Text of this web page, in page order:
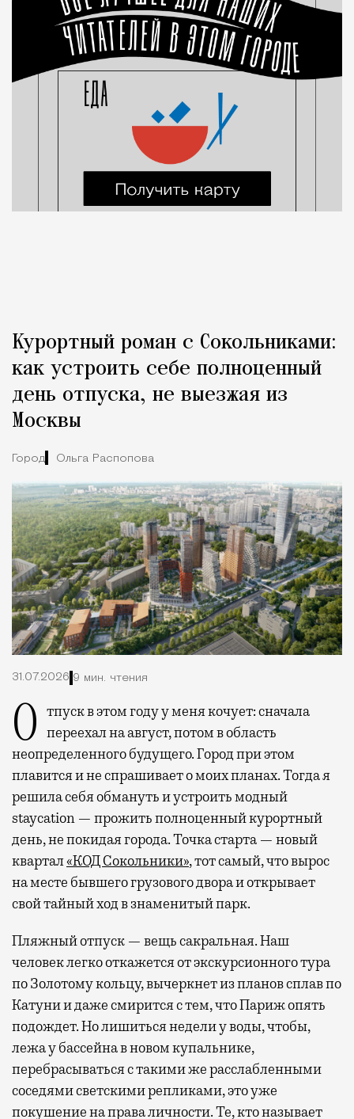
Курортный роман с Сокольниками:
как устроить себе полноценный
день отпуска, не выезжая из
Москвы
Город Ольга Распопова
31.07.2026 9 мин. чтения
Отпуск в этом году у меня кочует: сначала переехал на август, потом в область
неопределенного будущего. Город при этом
плавится и не спрашивает о моих планах. Тогда я
решила себя обмануть и устроить модный
staycation — прожить полноценный курортный
день, не покидая города. Точка старта — новый
квартал«КОД Сокольники», тот самый, что вырос
на месте бывшего грузового двора и открывает
свой тайный ход в знаменитый парк.
Пляжный отпуск — вещь сакральная. Наш
человек легко откажется от экскурсионного тура
по Золотому кольцу, вычеркнет из планов сплав по
Катуни и даже смирится с тем, что Париж опять
подождет. Но лишиться недели у воды, чтобы,
лежа у бассейна в новом купальнике,
перебрасываться с такими же расслабленными
соседями светскими репликами, это уже
покушение на права личности. Те, кто называет